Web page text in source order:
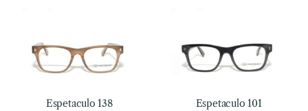
Espetaculo 138 Espetaculo 101